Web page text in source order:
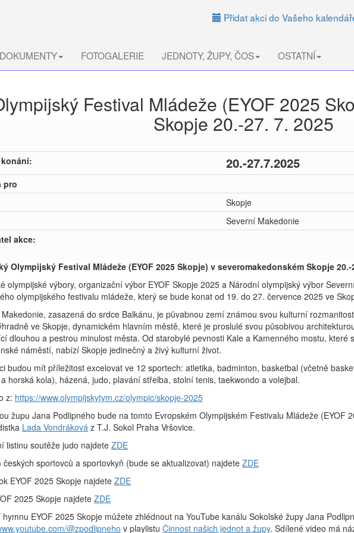
Přidat akci do Vašeho
FOTOGALERIE JEDNOTY, ŽUPY, ČOS OSTATNÍ
Festival Mládeže (EYOF 2025
Skopje 20.-27. 7. 2025
20.-27.7.2025
pro
Skopje
Severní Makedonie
akce:
Olympijský Festival Mládeže (EYOF 2025 Skopje) v severomakedonském Skopje 20.-
olympijské výbory, organizační výbor EYOF Skopje 2025 a Národní olympijský výbor
olympijského festivalu mládeže, který se bude konat od 19. do 27. července 2025 ve
zasazená do srdce Balkánu, je půvabnou zemí známou svou kulturní
ve Skopje, dynamickém hlavním městě, které je proslulé svou působivou
dlouhou a pestrou minulost města. Od starobylé pevnosti Kale a Kamenného mostu, které
náměstí, nabízí Skopje jedinečný a živý kulturní život.
budou mít příležitost excelovat ve 12 sportech: atletika, badminton, basketbal (včetně
horská kola), házená, judo, plavání střelba, stolní tenis, taekwondo a volejbal.
z: https://www.olympijskytym.cz/olympic/skopje-2025
župu Jana Podlipného bude na tomto Evropském Olympijském Festivalu Mládeže (EYOF
Lada Vondráková z T.J. Sokol Praha Vršovice.
listinu soutěže judo najdete ZDE
českých sportovců a sportovkyň (bude se aktualizovat) najdete ZDE
EYOF 2025 Skopje najdete ZDE
2025 Skopje najdeteZDE
EYOF 2025 Skopje můžete zhlédnout na YouTube kanálu Sokolské župy Jana
@zpodlipneho v playlistu Činnost našich jednot a župy. Sdílené video má